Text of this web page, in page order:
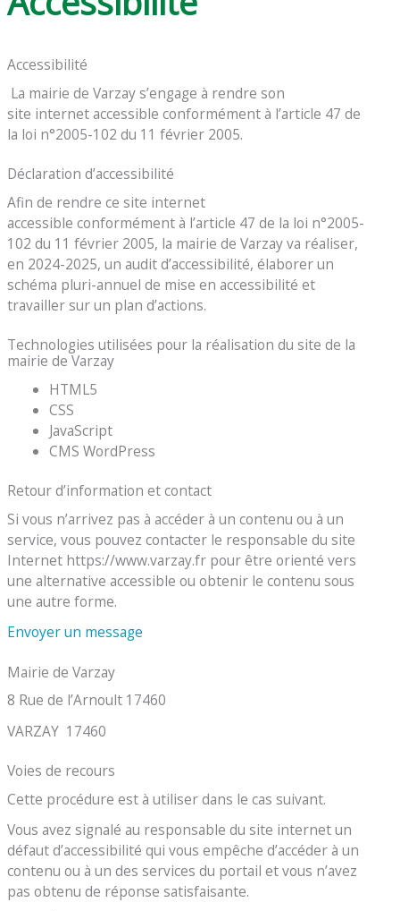
Accessibilité
La mairie de Varzay s’engage à rendre son
site internet accessible conformément à l’article 47 de
la loi n°2005-102 du 11 février 2005.
Déclaration d’accessibilité
Afin de rendre ce site internet
accessible conformément à l’article 47 de la loi n°2005-
102 du 11 février 2005, la mairie de Varzay va réaliser,
en 2024-2025, un audit d’accessibilité, élaborer un
schéma pluri-annuel de mise en accessibilité et
travailler sur un plan d’actions.
Technologies utilisées pour la réalisation du site de la
mairie de Varzay
HTML5
CSS
JavaScript
CMS WordPress
Retour d’information et contact
Si vous n’arrivez pas à accéder à un contenu ou à un
service, vous pouvez contacter le responsable du site
Internet https://www.varzay.fr pour être orienté vers
une alternative accessible ou obtenir le contenu sous
une autre forme.
Envoyer un message
Mairie de Varzay
8 Rue de l’Arnoult 17460
VARZAY 17460
Voies de recours
Cette procédure est à utiliser dans le cas suivant.
Vous avez signalé au responsable du site internet un
défaut d’accessibilité qui vous empêche d’accéder à un
contenu ou à un des services du portail et vous n’avez
pas obtenu de réponse satisfaisante.